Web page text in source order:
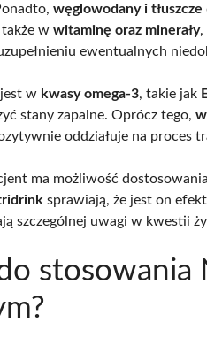
węglowodany i tłuszcze
w witaminę oraz minerały,
ewentualnych
w kwasy omega-3, takie jak
stany zapalne. Oprócz tego,
oddziałuje na proces
ma możliwość
sprawiają, że jest on
szczególnej uwagi w kwestii